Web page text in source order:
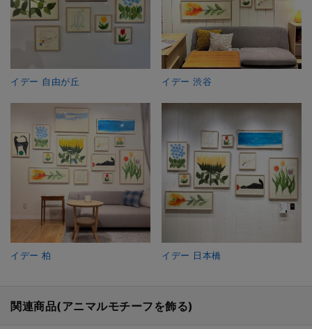
イデー 自由が丘 イデー 渋谷
イデー 柏 イデー 日本橋
関連商品(アニマルモチーフを飾る)